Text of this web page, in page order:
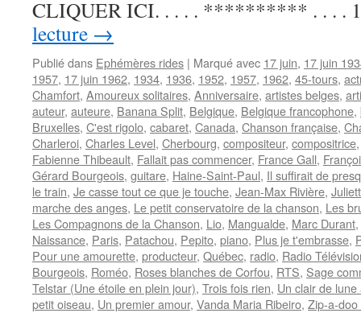
CLIQUER ICI. . . . . ********** . . . .
lecture →
Publié dans Ephémères rides | Marqué avec 17 juin, 17 juin
1957, 17 juin 1962, 1934, 1936, 1952, 1957, 1962, 45-tours,
Chamfort, Amoureux solitaires, Anniversaire, artistes belges,
auteur, auteure, Banana Split, Belgique, Belgique francophone,
Bruxelles, C'est rigolo, cabaret, Canada, Chanson française,
Charleroi, Charles Level, Cherbourg, compositeur, compositrice
Fabienne Thibeault, Fallait pas commencer, France Gall,
Gérard Bourgeois, guitare, Haine-Saint-Paul, Il suffirait de
le train, Je casse tout ce que je touche, Jean-Max Rivière,
marche des anges, Le petit conservatoire de la chanson, Les
Les Compagnons de la Chanson, Lio, Mangualde, Marc Durant,
Naissance, Paris, Patachou, Pepito, piano, Plus je t'embrasse,
Pour une amourette, producteur, Québec, radio, Radio
Bourgeois, Roméo, Roses blanches de Corfou, RTS, Sage
Telstar (Une étoile en plein jour), Trois fois rien, Un clair de
petit oiseau, Un premier amour, Vanda Maria Ribeiro, Zip-a-doo